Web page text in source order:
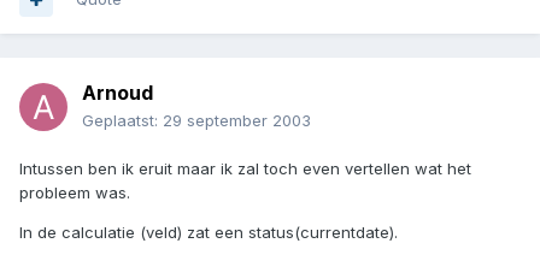
Arnoud
Geplaatst: 29 september 2003
Intussen ben ik eruit maar ik zal toch even vertellen wat het
probleem was.
In de calculatie (veld) zat een status(currentdate).